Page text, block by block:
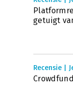
getuigt
Recensie |